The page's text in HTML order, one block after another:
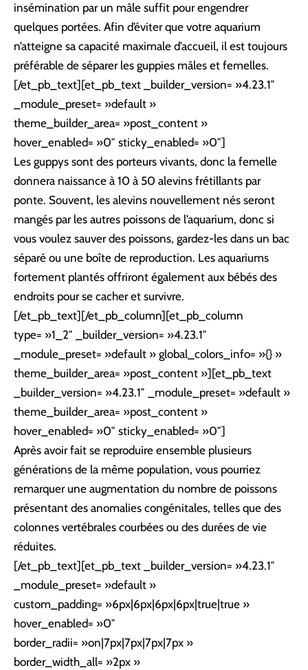
insémination par un mâle suffit pour engendrer
quelques portées. Afin d’éviter que votre aquarium
n’atteigne sa capacité maximale d’accueil, il est toujours
préférable de séparer les guppies mâles et femelles.
[/et_pb_text][et_pb_text _builder_version= »4.23.1″
_module_preset= »default »
theme_builder_area= »post_content »
hover_enabled= »0″ sticky_enabled= »0″]
Les guppys sont des porteurs vivants, donc la femelle
donnera naissance à 10 à 50 alevins frétillants par
ponte. Souvent, les alevins nouvellement nés seront
mangés par les autres poissons de l’aquarium, donc si
vous voulez sauver des poissons, gardez-les dans un bac
séparé ou une boîte de reproduction. Les aquariums
fortement plantés offriront également aux bébés des
endroits pour se cacher et survivre.
[/et_pb_text][/et_pb_column][et_pb_column
type= »1_2″ _builder_version= »4.23.1″
_module_preset= »default » global_colors_info= »{} »
theme_builder_area= »post_content »][et_pb_text
_builder_version= »4.23.1″ _module_preset= »default »
theme_builder_area= »post_content »
hover_enabled= »0″ sticky_enabled= »0″]
Après avoir fait se reproduire ensemble plusieurs
générations de la même population, vous pourriez
remarquer une augmentation du nombre de poissons
présentant des anomalies congénitales, telles que des
colonnes vertébrales courbées ou des durées de vie
réduites.
[/et_pb_text][et_pb_text _builder_version= »4.23.1″
_module_preset= »default »
custom_padding= »6px|6px|6px|6px|true|true »
hover_enabled= »0″
border_radii= »on|7px|7px|7px|7px »
border_width_all= »2px »